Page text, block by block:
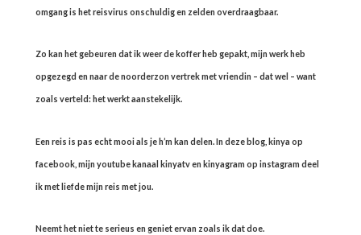
omgang is het reisvirus onschuldig en zelden overdraagbaar.
Zo kan het gebeuren dat ik weer de koffer heb gepakt, mijn werk heb
opgezegd en naar de noorderzon vertrek met vriendin – dat wel – want
zoals verteld: het werkt aanstekelijk.
Een reis is pas echt mooi als je h’m kan delen. In deze blog, kinya op
facebook, mijn youtube kanaal kinyatv en kinyagram op instagram deel
ik met liefde mijn reis met jou.
Neemt het niet te serieus en geniet ervan zoals ik dat doe.